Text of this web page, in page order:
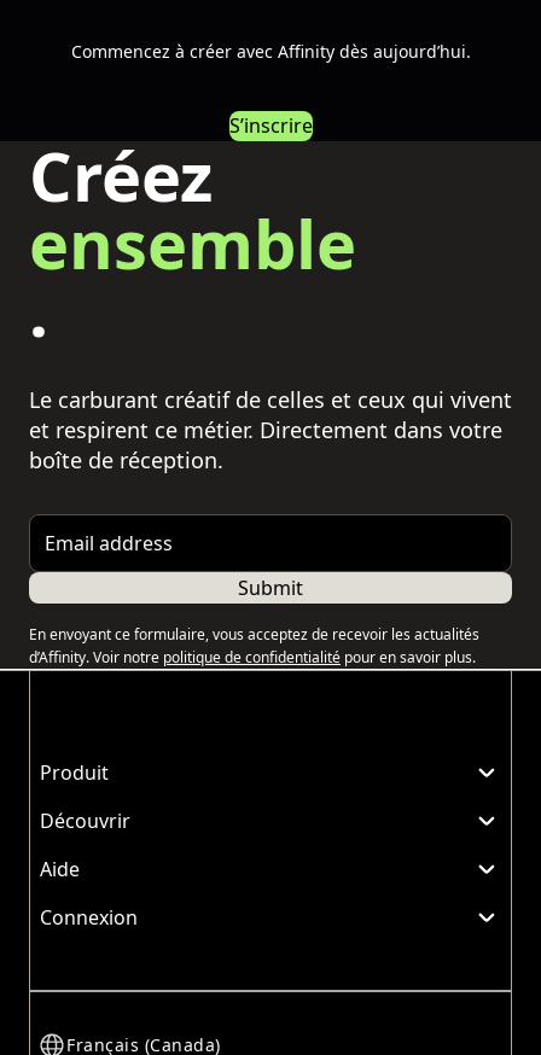
Commencez à créer avec Affinity dès aujourd’hui.
S’inscrire
Créez
ensemble
.
Le carburant créatif de celles et ceux qui vivent
et respirent ce métier. Directement dans votre
boîte de réception.
Email address
Submit
En envoyant ce formulaire, vous acceptez de recevoir les actualités
d’Affinity. Voir notre politique de confidentialité pour en savoir plus.
Produit
Découvrir
Aide
Connexion
Français (Canada)